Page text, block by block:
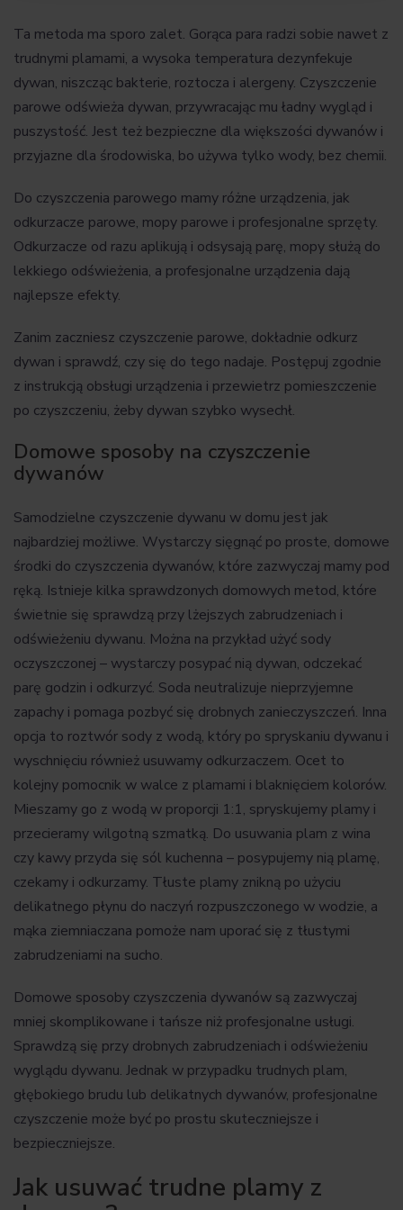
Ta metoda ma sporo zalet. Gorąca para radzi sobie nawet z
trudnymi plamami, a wysoka temperatura dezynfekuje
dywan, niszcząc bakterie, roztocza i alergeny. Czyszczenie
parowe odświeża dywan, przywracając mu ładny wygląd i
puszystość. Jest też bezpieczne dla większości dywanów i
przyjazne dla środowiska, bo używa tylko wody, bez chemii.
Do czyszczenia parowego mamy różne urządzenia, jak
odkurzacze parowe, mopy parowe i profesjonalne sprzęty.
Odkurzacze od razu aplikują i odsysają parę, mopy służą do
lekkiego odświeżenia, a profesjonalne urządzenia dają
najlepsze efekty.
Zanim zaczniesz czyszczenie parowe, dokładnie odkurz
dywan i sprawdź, czy się do tego nadaje. Postępuj zgodnie
z instrukcją obsługi urządzenia i przewietrz pomieszczenie
po czyszczeniu, żeby dywan szybko wysechł.
Domowe sposoby na czyszczenie
dywanów
Samodzielne czyszczenie dywanu w domu jest jak
najbardziej możliwe. Wystarczy sięgnąć po proste, domowe
środki do czyszczenia dywanów, które zazwyczaj mamy pod
ręką. Istnieje kilka sprawdzonych domowych metod, które
świetnie się sprawdzą przy lżejszych zabrudzeniach i
odświeżeniu dywanu. Można na przykład użyć sody
oczyszczonej – wystarczy posypać nią dywan, odczekać
parę godzin i odkurzyć. Soda neutralizuje nieprzyjemne
zapachy i pomaga pozbyć się drobnych zanieczyszczeń. Inna
opcja to roztwór sody z wodą, który po spryskaniu dywanu i
wyschnięciu również usuwamy odkurzaczem. Ocet to
kolejny pomocnik w walce z plamami i blaknięciem kolorów.
Mieszamy go z wodą w proporcji 1:1, spryskujemy plamy i
przecieramy wilgotną szmatką. Do usuwania plam z wina
czy kawy przyda się sól kuchenna – posypujemy nią plamę,
czekamy i odkurzamy. Tłuste plamy znikną po użyciu
delikatnego płynu do naczyń rozpuszczonego w wodzie, a
mąka ziemniaczana pomoże nam uporać się z tłustymi
zabrudzeniami na sucho.
Domowe sposoby czyszczenia dywanów są zazwyczaj
mniej skomplikowane i tańsze niż profesjonalne usługi.
Sprawdzą się przy drobnych zabrudzeniach i odświeżeniu
wyglądu dywanu. Jednak w przypadku trudnych plam,
głębokiego brudu lub delikatnych dywanów, profesjonalne
czyszczenie może być po prostu skuteczniejsze i
bezpieczniejsze.
Jak usuwać trudne plamy z